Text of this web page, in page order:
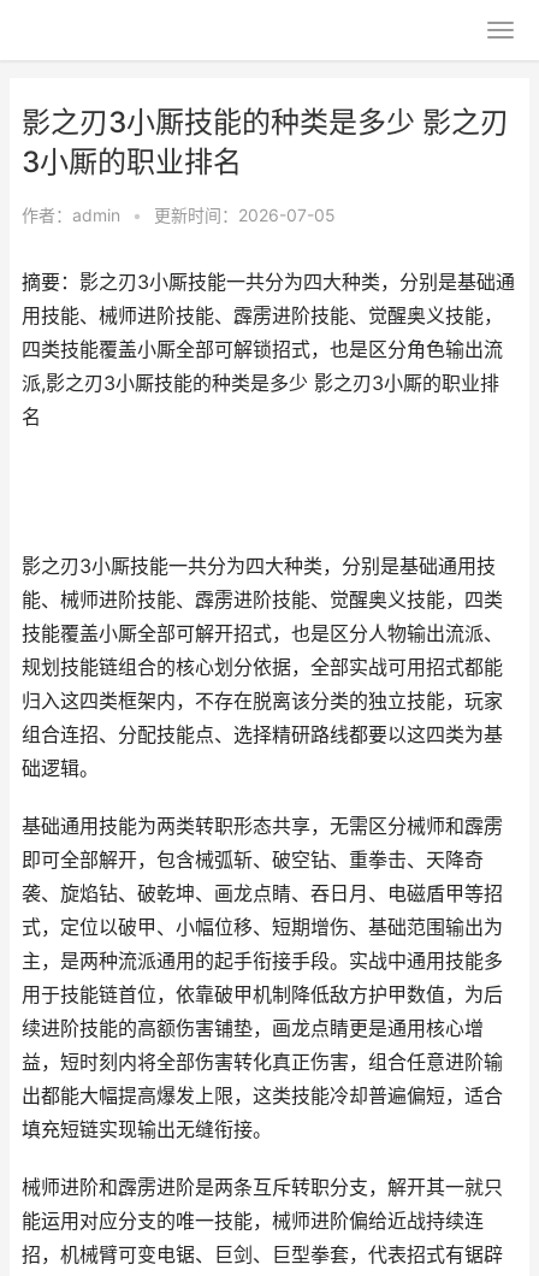
影之刃3小厮技能的种类是多少 影之刃
3小厮的职业排名
作者： admin • 更新时间：2026-07-05
摘要：影之刃3小厮技能一共分为四大种类，分别是基础通
用技能、械师进阶技能、霹雳进阶技能、觉醒奥义技能，
四类技能覆盖小厮全部可解锁招式，也是区分角色输出流
派,影之刃3小厮技能的种类是多少 影之刃3小厮的职业排
名
影之刃3小厮技能一共分为四大种类，分别是基础通用技
能、械师进阶技能、霹雳进阶技能、觉醒奥义技能，四类
技能覆盖小厮全部可解开招式，也是区分人物输出流派、
规划技能链组合的核心划分依据，全部实战可用招式都能
归入这四类框架内，不存在脱离该分类的独立技能，玩家
组合连招、分配技能点、选择精研路线都要以这四类为基
础逻辑。
基础通用技能为两类转职形态共享，无需区分械师和霹雳
即可全部解开，包含械弧斩、破空钻、重拳击、天降奇
袭、旋焰钻、破乾坤、画龙点睛、吞日月、电磁盾甲等招
式，定位以破甲、小幅位移、短期增伤、基础范围输出为
主，是两种流派通用的起手衔接手段。实战中通用技能多
用于技能链首位，依靠破甲机制降低敌方护甲数值，为后
续进阶技能的高额伤害铺垫，画龙点睛更是通用核心增
益，短时刻内将全部伤害转化真正伤害，组合任意进阶输
出都能大幅提高爆发上限，这类技能冷却普遍偏短，适合
填充短链实现输出无缝衔接。
械师进阶和霹雳进阶是两条互斥转职分支，解开其一就只
能运用对应分支的唯一技能，械师进阶偏给近战持续连
招，机械臂可变电锯、巨剑、巨型拳套，代表招式有锯辟